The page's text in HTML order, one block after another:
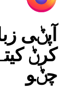
آپݨی
چݨو